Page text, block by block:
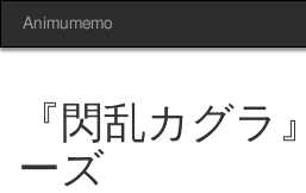
Animumemo
『閃乱カグラ
ーズ